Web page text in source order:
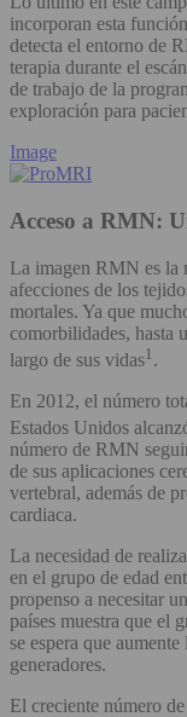
incorporan esta
detecta el entorno de
terapia durante el
de trabajo de la
exploración para
Image
Acceso a RMN:
La imagen RMN es la
afecciones de los
mortales. Ya que
comorbilidades, hasta
largo de sus vidas1 .
En 2012, el número
Estados Unidos
número de RMN
de sus aplicaciones
vertebral, además de
cardiaca.
La necesidad de
en el grupo de edad
propenso a necesitar
países muestra que el
se espera que
generadores.
El creciente número